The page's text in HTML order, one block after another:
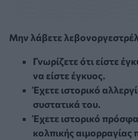
Μην λάβετε
Γνωρίζετε ότι είστε
να είστε έγκυος.
Έχετε ιστορικό
συστατικά του.
Έχετε ιστορικό
κολπικής αιμορραγίας